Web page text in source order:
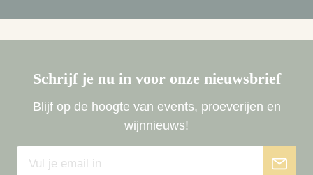
Schrijf je nu in voor onze nieuwsbrief
Blijf op de hoogte van events, proeverijen en
wijnnieuws!